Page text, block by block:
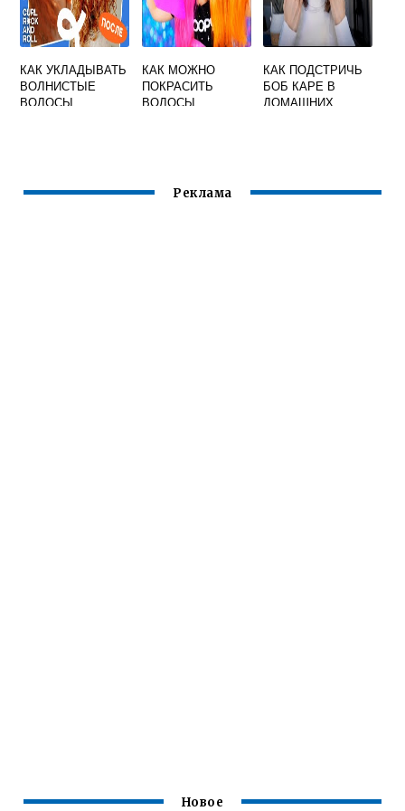
КАК УКЛАДЫВАТЬ
ВОЛНИСТЫЕ
ВОЛОСЫ
КАК МОЖНО
ПОКРАСИТЬ
ВОЛОСЫ
КАК ПОДСТРИЧЬ
БОБ КАРЕ В
ДОМАШНИХ
Реклама
Новое